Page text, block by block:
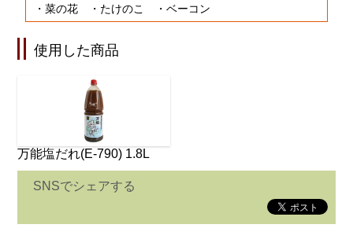
・菜の花 ・たけのこ ・ベーコン
使用した商品
万能塩だれ(E-790) 1.8L
SNSでシェアする